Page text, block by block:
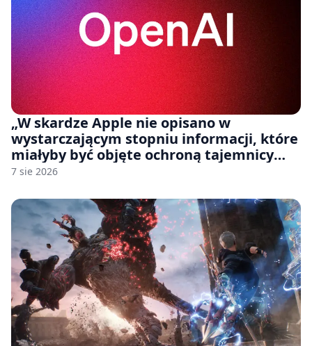
„W skardze Apple nie opisano w
wystarczającym stopniu informacji, które
miałyby być objęte ochroną tajemnicy
handlowej”. OpenAI żąda odrzucenia
7 sie 2026